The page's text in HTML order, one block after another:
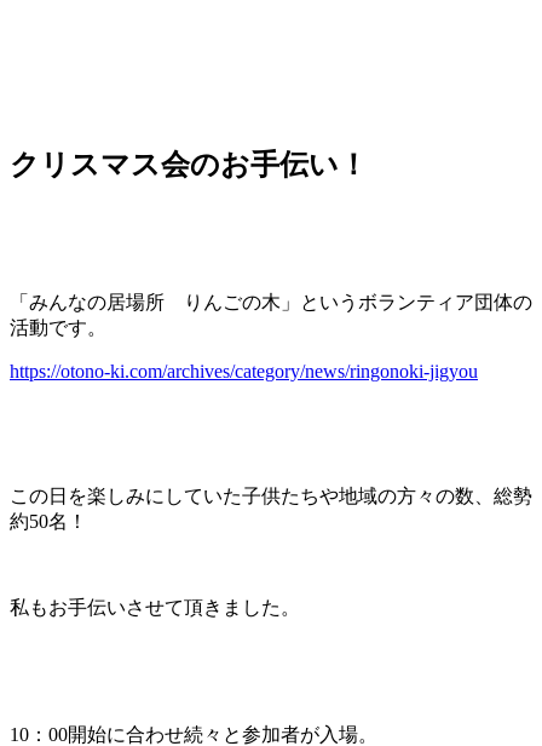
クリスマス会のお手伝い！
「みんなの居場所 りんごの木」というボランティア団体の
活動です。
https://otono-ki.com/archives/category/news/ringonoki-jigyou
この日を楽しみにしていた子供たちや地域の方々の数、総勢
約50名！
私もお手伝いさせて頂きました。
10：00開始に合わせ続々と参加者が入場。